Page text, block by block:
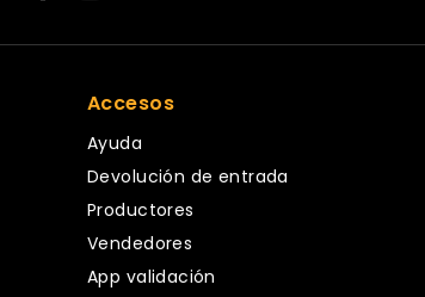
Accesos
Ayuda
Devolución de entrada
Productores
Vendedores
App validación